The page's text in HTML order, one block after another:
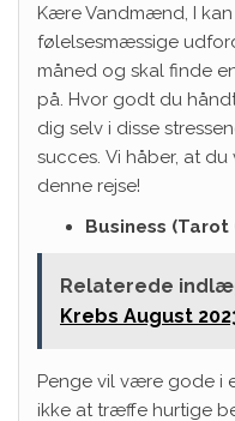
Kære Vandmænd, I
følelsesmæssige
måned og skal finde
på. Hvor godt du
dig selv i disse
succes. Vi håber, at
denne rejse!
Business (Tarot
Relaterede
Krebs August
Penge vil være gode i
ikke at træffe hurtige